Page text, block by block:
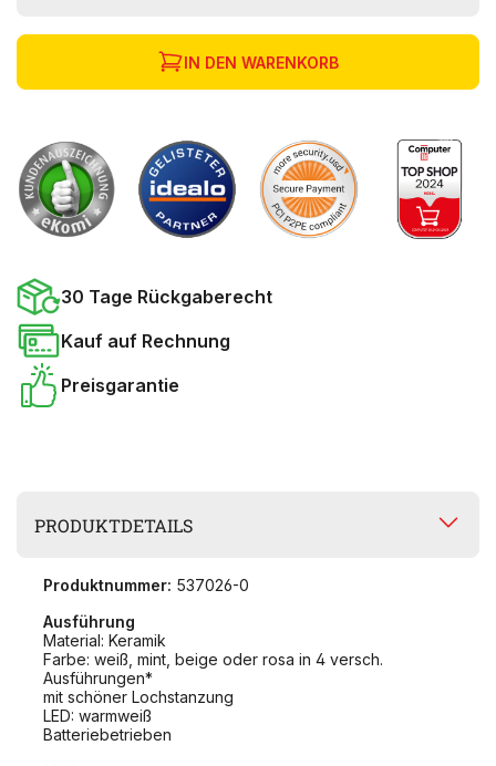
IN DEN WARENKORB
30 Tage Rückgaberecht
Kauf auf Rechnung
Preisgarantie
PRODUKTDETAILS
Produktnummer: 537026-0
Ausführung
Material: Keramik
Farbe: weiß, mint, beige oder rosa in 4 versch.
Ausführungen*
mit schöner Lochstanzung
LED: warmweiß
Batteriebetrieben